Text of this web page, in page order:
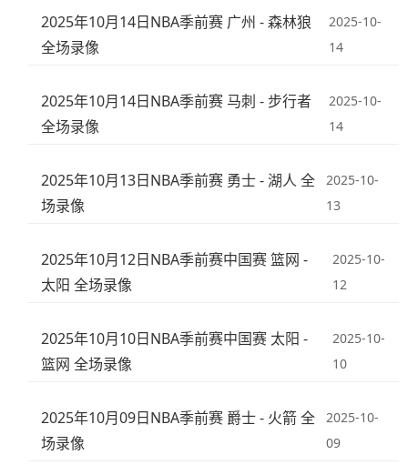
2025年10月14日NBA季前赛 广州 - 森林狼
全场录像
2025-10-
14
2025年10月14日NBA季前赛 马刺 - 步行者
全场录像
2025-10-
14
2025年10月13日NBA季前赛 勇士 - 湖人 全
场录像
2025-10-
13
2025年10月12日NBA季前赛中国赛 篮网 -
太阳 全场录像
2025-10-
12
2025年10月10日NBA季前赛中国赛 太阳 -
篮网 全场录像
2025-10-
10
2025年10月09日NBA季前赛 爵士 - 火箭 全
场录像
2025-10-
09